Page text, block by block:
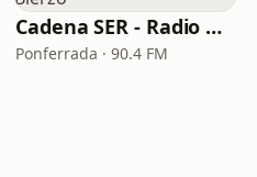
Cadena SER - Radio Bierzo
Ponferrada · 90.4 FM